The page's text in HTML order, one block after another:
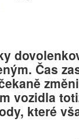
Čas
vozidla
které